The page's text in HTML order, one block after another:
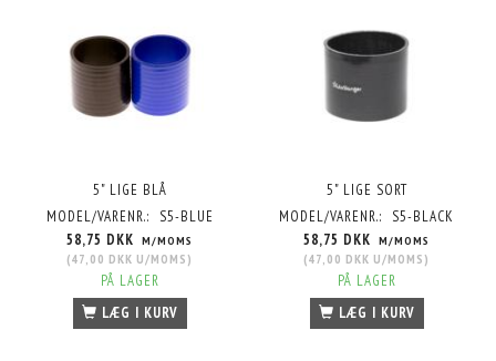
5" LIGE BLÅ
MODEL/VARENR.:
S5-BLUE
58,75 DKK M/MOMS
(47,00 DKK U/MOMS )
PÅ LAGER
LÆG I KURV
5" LIGE SORT
MODEL/VARENR.:
S5-BLACK
58,75 DKK M/MOMS
(47,00 DKK U/MOMS )
PÅ LAGER
LÆG I KURV